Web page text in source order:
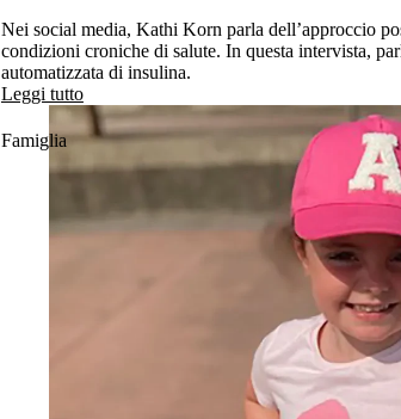
Nei social media, Kathi Korn parla dell’approccio
condizioni croniche di salute. In questa intervista,
automatizzata di insulina.
Leggi tutto
Famiglia